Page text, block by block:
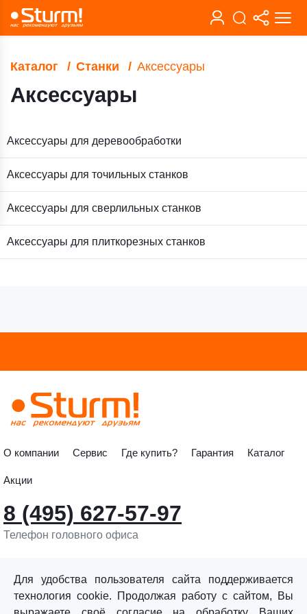
Каталог Станки Аксессуары
Аксессуары
О компании Сервис Где купить? Гарантия Каталог
Акции
8 (495) 627-57-97
Телефон головного офиса
Для удобства пользователя сайта поддерживается
технология cookie. Продолжая работу с сайтом, Вы